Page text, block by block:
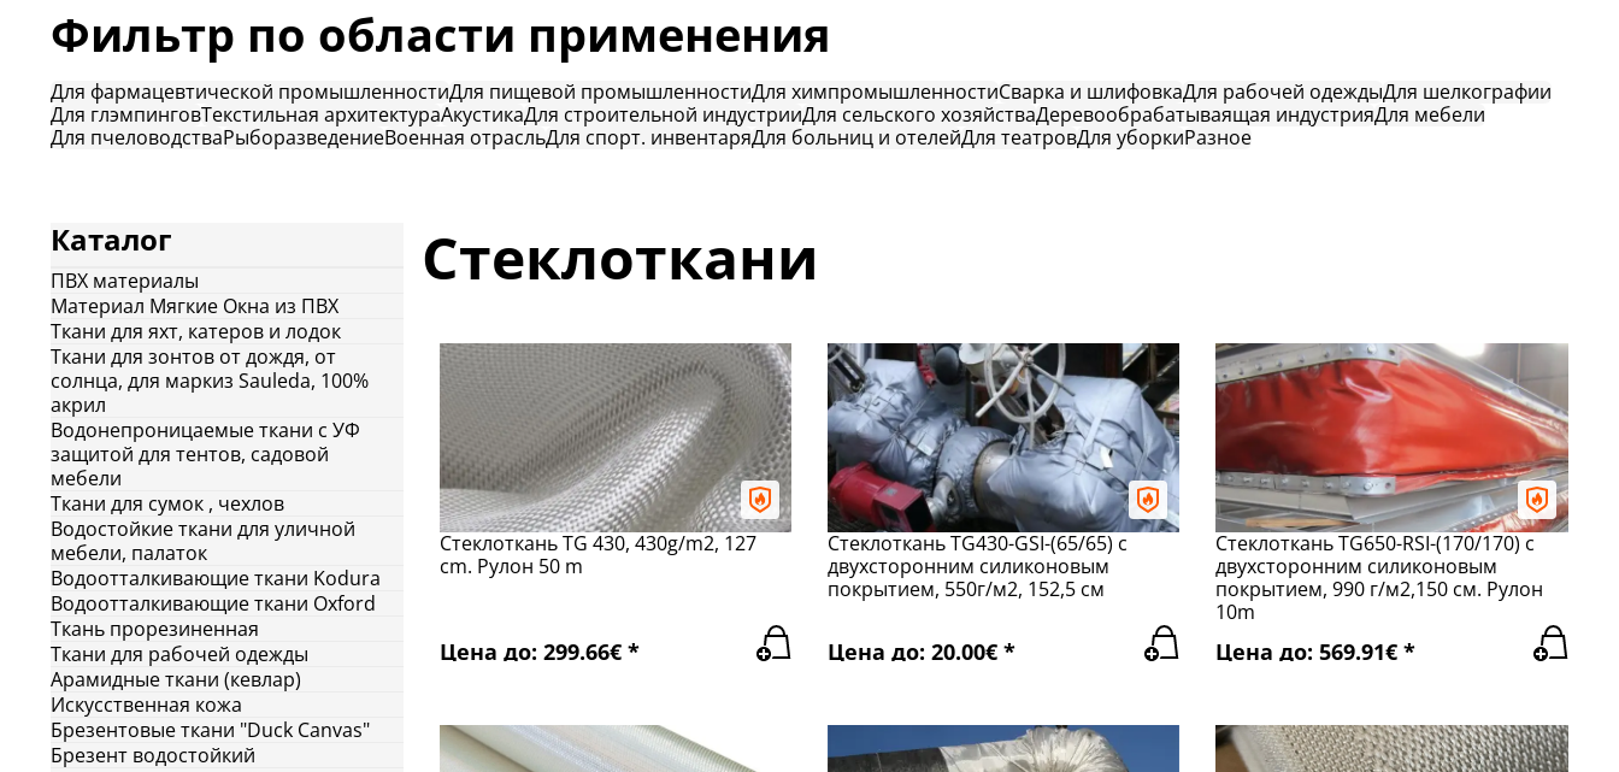
Фильтр по области применения
Для фармацевтической промышленностиДля пищевой промышленностиДля химпромышленностиСварка и шлифовкаДля рабочей одеждыДля шелкографии
Для глэмпинговТекстильная архитектураАкустикаДля строительной индустрииДля сельского хозяйстваДеревообрабатываящая индустрияДля мебели
Для пчеловодстваРыборазведениеВоенная отрасльДля спорт. инвентаряДля больниц и отелейДля театровДля уборкиРазное
Каталог
ПВХ материалы
Материал Мягкие Окна из ПВХ
Ткани для яхт, катеров и лодок
Ткани для зонтов от дождя, от
солнца, для маркиз Sauleda, 100%
акрил
Водонепроницаемые ткани с УФ
защитой для тентов, садовой
мебели
Ткани для сумок , чехлов
Водостойкие ткани для уличной
мебели, палаток
Водоотталкивающие ткани Kodura
Водоотталкивающие ткани Oxford
Ткань прорезиненная
Ткани для рабочей одежды
Арамидные ткани (кевлар)
Искусcтвенная кожа
Брезентовые ткани "Duck Canvas"
Брезент водостойкий
Стеклоткани
Стеклоткань TG 430, 430g/m2, 127
cm. Рулон 50 m
Цена до: 299.66€ *
Стеклоткань TG430-GSI-(65/65) с
двухсторонним силиконовым
покрытием, 550г/м2, 152,5 см
Цена до: 20.00€ *
Стеклоткань TG650-RSI-(170/170) с
двухсторонним силиконовым
покрытием, 990 г/м2,150 см. Рулон
10m
Цена до: 569.91€ *